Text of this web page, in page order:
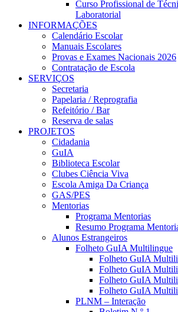
Curso Profissional de
Laboratorial
INFORMAÇÕES
Calendário Escolar
Manuais Escolares
Provas e Exames Nacionais 2026
Contratação de Escola
SERVIÇOS
Secretaria
Papelaria / Reprografia
Refeitório / Bar
Reserva de salas
PROJETOS
Cidadania
GuIA
Biblioteca Escolar
Clubes Ciência Viva
Escola Amiga Da Criança
GAS/PES
Mentorias
Programa Mentorias
Resumo Programa
Alunos Estrangeiros
Folheto GuIA Multilingue
Folheto GuIA
Folheto GuIA
Folheto GuIA
Folheto GuIA
PLNM – Interação